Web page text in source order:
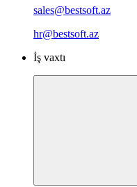
sales@bestsoft.az
hr@bestsoft.az
İş vaxtı